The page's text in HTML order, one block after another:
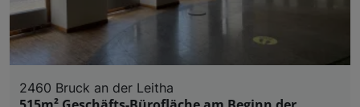
2460 Bruck an der Leitha